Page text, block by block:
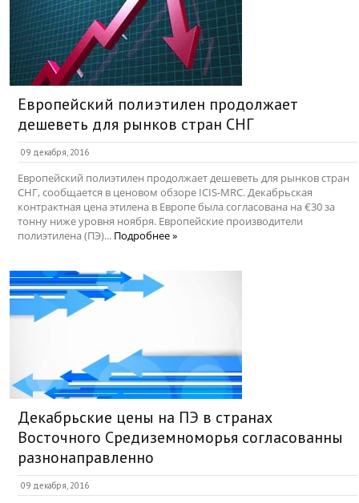
Европейский полиэтилен продолжает
дешеветь для рынков стран СНГ
09 декабря, 2016
Европейский полиэтилен продолжает дешеветь для рынков стран
СНГ, сообщается в ценовом обзоре ICIS-MRC. Декабрьская
контрактная цена этилена в Европе была согласована на €30 за
тонну ниже уровня ноября. Европейские производители
полиэтилена (ПЭ)... Подробнее »
Декабрьские цены на ПЭ в странах
Восточного Средиземноморья согласованны
разнонаправленно
09 декабря, 2016